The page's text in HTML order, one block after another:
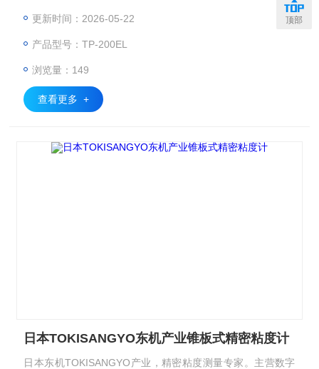
稳定，适配涂料油墨、美妆食品、化工电子、聚合物溶液、涂
料、粘合剂、等领域，满足研发与质控需求。日本TOKISANG
YO东机产业锥板式微量粘度计
更新时间：2026-05-22
产品型号：TP-200EL
浏览量：149
查看更多 +
日本TOKISANGYO东机产业锥板式精密粘度计
日本东机TOKISANGYO产业，精密粘度测量专家。主营数字
顶部